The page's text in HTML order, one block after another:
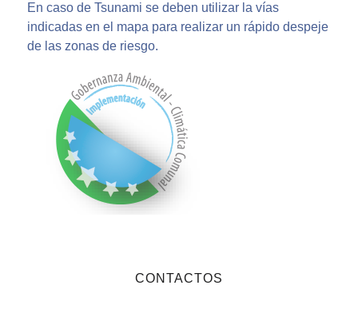
En caso de Tsunami se deben utilizar la vías
indicadas en el mapa para realizar un rápido despeje
de las zonas de riesgo.
CONTACTOS